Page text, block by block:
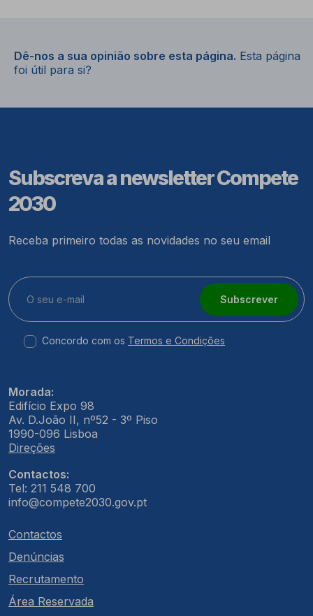
Dê-nos a sua opinião sobre esta página. Esta página
foi útil para si?
Subscreva a newsletter Compete
2030
Receba primeiro todas as novidades no seu email
Subscrever
Concordo com os Termos e Condições
Morada:
Edifício Expo 98
Av. D.João II, nº52 - 3º Piso
1990-096 Lisboa
Direções
Contactos:
Tel: 211 548 700
info@compete2030.gov.pt
Contactos
Denúncias
Recrutamento
Área Reservada